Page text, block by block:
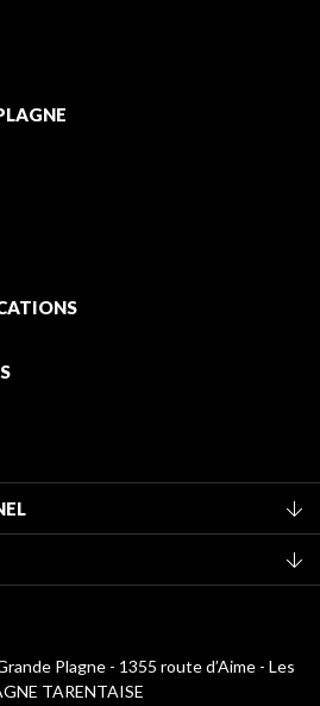
Plagne - 1355 route d’Aime - Les
TARENTAISE